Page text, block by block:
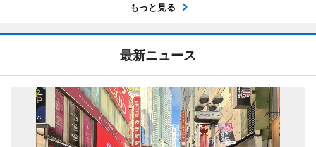
もっと見る
最新ニュース